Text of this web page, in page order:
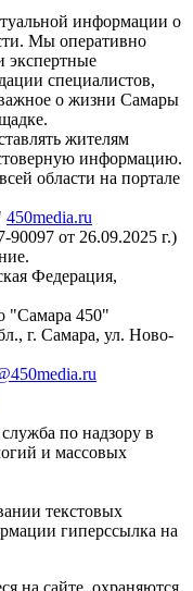
информации о
Мы оперативно
экспертные
специалистов,
о жизни Самары
жителям
информацию.
области на портале
450media.ru
от 26.09.2025 г.)
Федерация,
"Самара 450"
г. Самара, ул. Ново-
по надзору в
и массовых
текстовых
гиперссылка на